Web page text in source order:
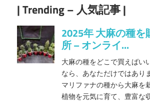
| Trending – 人気記事 |